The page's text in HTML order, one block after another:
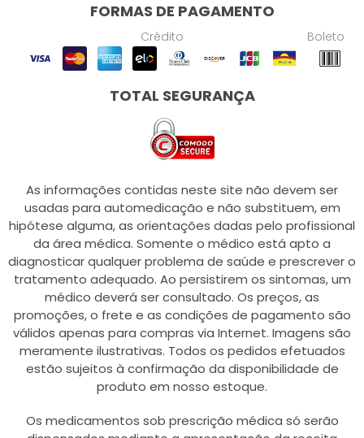
FORMAS DE PAGAMENTO
Crédito Boleto
TOTAL SEGURANÇA
As informações contidas neste site não devem ser
usadas para automedicação e não substituem, em
hipótese alguma, as orientações dadas pelo profissional
da área médica. Somente o médico está apto a
diagnosticar qualquer problema de saúde e prescrever o
tratamento adequado. Ao persistirem os sintomas, um
médico deverá ser consultado. Os preços, as
promoções, o frete e as condições de pagamento são
válidos apenas para compras via Internet. Imagens são
meramente ilustrativas. Todos os pedidos efetuados
estão sujeitos à confirmação da disponibilidade de
produto em nosso estoque.
Os medicamentos sob prescrição médica só serão